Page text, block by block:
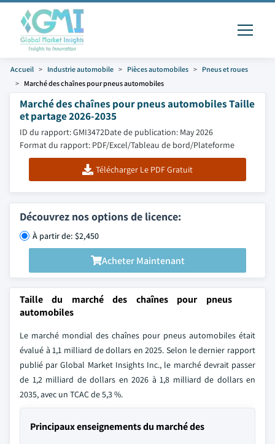
Accueil Industrie automobile Pièces automobiles
Pneus et roues
Marché des chaînes pour pneus automobiles
Marché des chaînes pour pneus automobiles Taille
et partage 2026-2035
ID du rapport: GMI3472Date de publication: May 2026
Format du rapport: PDF/Excel/Tableau de bord/Plateforme
Télécharger Le PDF Gratuit
Découvrez nos options de licence:
À partir de: $2,450
Acheter Maintenant
Taille du marché des chaînes pour pneus
automobiles
Le marché mondial des chaînes pour pneus automobiles était
évalué à 1,1 milliard de dollars en 2025. Selon le dernier rapport
publié par Global Market Insights Inc., le marché devrait passer
de 1,2 milliard de dollars en 2026 à 1,8 milliard de dollars en
2035, avec un TCAC de 5,3 %.
Principaux enseignements du marché des